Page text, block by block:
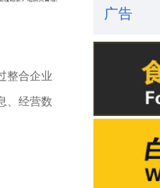
整合企业
、经营数
广告